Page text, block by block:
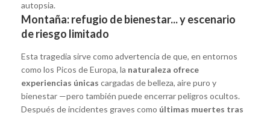
autopsia.
Montaña: refugio de bienestar... y escenario
de riesgo limitado
Esta tragedia sirve como advertencia de que, en entornos
como los Picos de Europa, la naturaleza ofrece
experiencias únicas cargadas de belleza, aire puro y
bienestar —pero también puede encerrar peligros ocultos.
Después de incidentes graves como últimas muertes tras